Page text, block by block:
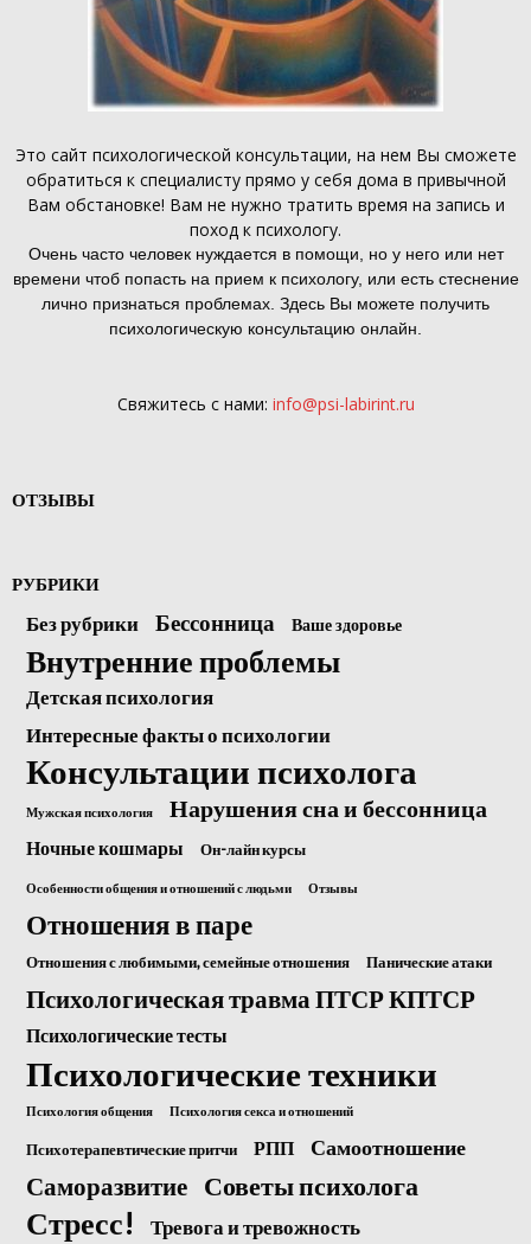
Это сайт психологической консультации, на нем Вы сможете
обратиться к специалисту прямо у себя дома в привычной
Вам обстановке! Вам не нужно тратить время на запись и
поход к психологу.
Очень часто человек нуждается в помощи, но у него или нет
времени чтоб попасть на прием к психологу, или есть стеснение
лично признаться проблемах. Здесь Вы можете получить
психологическую консультацию онлайн.
Свяжитесь с нами: info@psi-labirint.ru
ОТЗЫВЫ
РУБРИКИ
Без рубрики Бессонница Ваше здоровье
Внутренние проблемы
Детская психология
Интересные факты о психологии
Консультации психолога
Мужская психология Нарушения сна и бессонница
Ночные кошмары Он-лайн курсы
Особенности общения и отношений с людьми Отзывы
Отношения в паре
Отношения с любимыми, семейные отношения Панические атаки
Психологическая травма ПТСР КПТСР
Психологические тесты
Психологические техники
Психология общения Психология секса и отношений
Психотерапевтические притчи РПП Самоотношение
Саморазвитие Советы психолога
Стресс! Тревога и тревожность